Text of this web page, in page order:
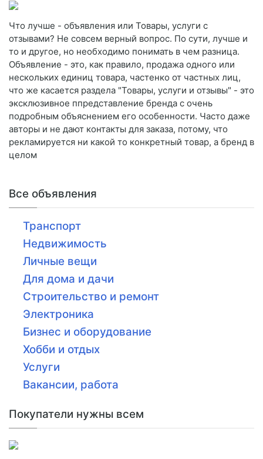
Что лучше - объявления или Товары, услуги с
отзывами? Не совсем верный вопрос. По сути, лучше и
то и другое, но необходимо понимать в чем разница.
Объявление - это, как правило, продажа одного или
нескольких единиц товара, частенко от частных лиц,
что же касается раздела "Товары, услуги и отзывы" - это
эксклюзивное ппредставление бренда с очень
подробным объяснением его особенности. Часто даже
авторы и не дают контакты для заказа, потому, что
рекламируется ни какой то конкретный товар, а бренд в
целом
Все объявления
Транспорт
Недвижимость
Личные вещи
Для дома и дачи
Строительство и ремонт
Электроника
Бизнес и оборудование
Хобби и отдых
Услуги
Вакансии, работа
Покупатели нужны всем